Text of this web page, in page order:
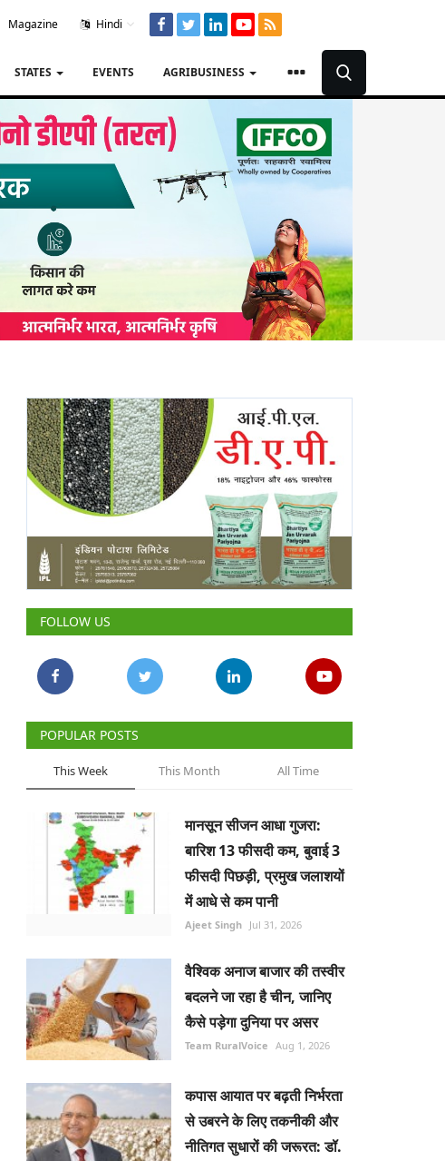
Magazine Hindi
STATES EVENTS AGRIBUSINESS
FOLLOW US
POPULAR POSTS
This Week This Month All Time
मानसून सीजन आधा गुजरा:
बारिश 13 फीसदी कम, बुवाई 3
फीसदी पिछड़ी, प्रमुख जलाशयों
में आधे से कम पानी
Ajeet Singh Jul 31, 2026
वैश्विक अनाज बाजार की तस्वीर
बदलने जा रहा है चीन, जानिए
कैसे पड़ेगा दुनिया पर असर
Team RuralVoice Aug 1, 2026
कपास आयात पर बढ़ती निर्भरता
से उबरने के लिए तकनीकी और
नीतिगत सुधारों की जरूरत: डॉ.